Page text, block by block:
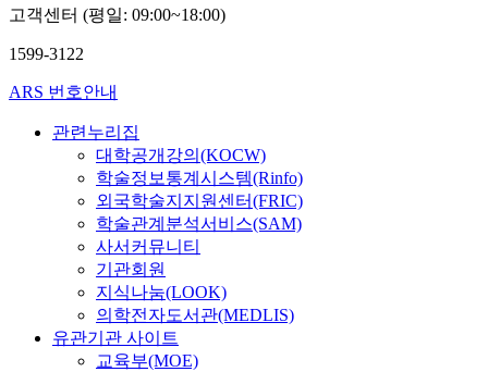
석,
친,
혜
린,
박
소
현,
고
연
희,
최
도
빈,
이
주
석,
메
린,
박
소
현,
고
최
도
빈,
고객센터 (평일: 09:00~18:00)
1599-3122
ARS 번호안내
관련누리집
대학공개강의(KOCW)
학술정보통계시스템(Rinfo)
외국학술지지원센터(FRIC)
학술관계분석서비스(SAM)
사서커뮤니티
기관회원
지식나눔(LOOK)
의학전자도서관(MEDLIS)
유관기관 사이트
교육부(MOE)